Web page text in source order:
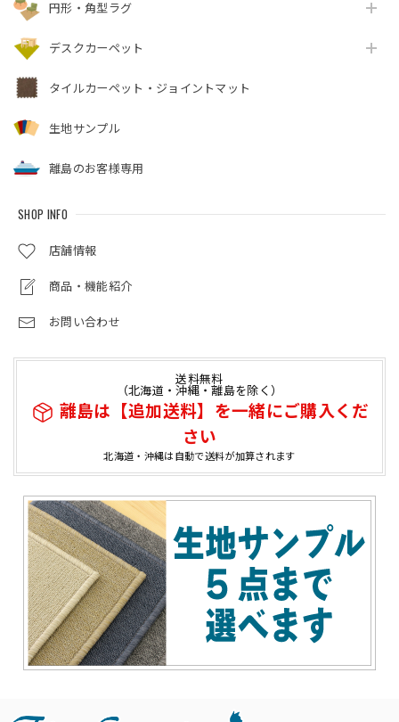
円形・角型ラグ
デスクカーペット
タイルカーペット・ジョイントマット
生地サンプル
離島のお客様専用
SHOP INFO
店舗情報
商品・機能紹介
お問い合わせ
送料無料
（北海道・沖縄・離島を除く）
離島は【追加送料】を一緒にご購入くだ
さい
北海道・沖縄は自動で送料が加算されます